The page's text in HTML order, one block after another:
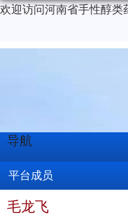
欢迎访问河南省手性醇类
导航
平台成员
毛龙飞